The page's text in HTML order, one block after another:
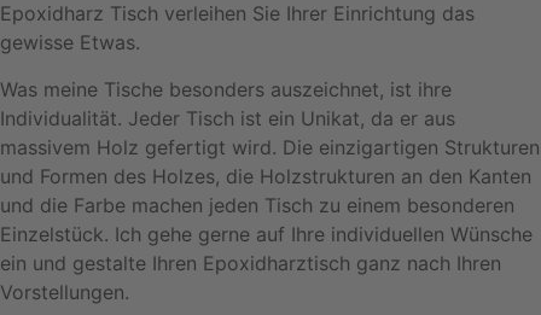
Epoxidharz Tisch verleihen Sie Ihrer Einrichtung das
gewisse Etwas.
Was meine Tische besonders auszeichnet, ist ihre
Individualität. Jeder Tisch ist ein Unikat, da er aus
massivem Holz gefertigt wird. Die einzigartigen Strukturen
und Formen des Holzes, die Holzstrukturen an den Kanten
und die Farbe machen jeden Tisch zu einem besonderen
Einzelstück. Ich gehe gerne auf Ihre individuellen Wünsche
ein und gestalte Ihren Epoxidharztisch ganz nach Ihren
Vorstellungen.